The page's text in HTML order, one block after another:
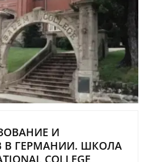
И
В ГЕРМАНИИ. ШКОЛА
COLLEGE